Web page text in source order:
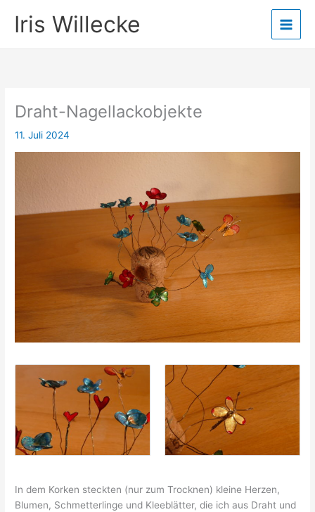
InhaltIris Willecke
Draht-Nagellackobjekte
11. Juli 2024
In dem Korken steckten (nur zum Trocknen) kleine Herzen,
Blumen, Schmetterlinge und Kleeblätter, die ich aus Draht und